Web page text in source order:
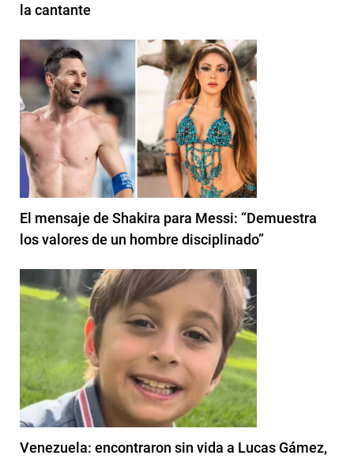
la cantante
El mensaje de Shakira para Messi: “Demuestra
los valores de un hombre disciplinado”
Venezuela: encontraron sin vida a Lucas Gámez,